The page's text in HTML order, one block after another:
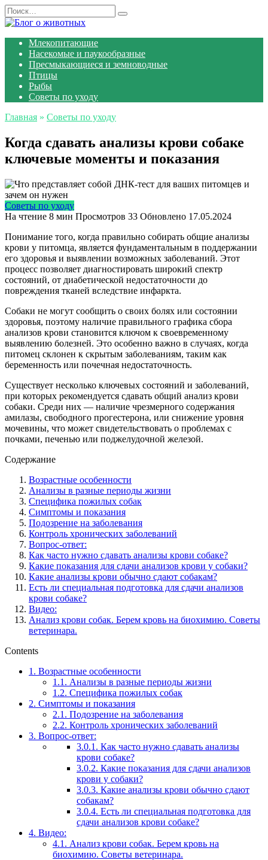
Перейти
к
Search
for:
Млекопитающие
Насекомые и паукообразные
Пресмыкающиеся и земноводные
Птицы
Рыбы
Советы по уходу
Главная » Советы по уходу
Когда сдавать анализы крови собаке
ключевые моменты и показания
Советы по уходу
На чтение 8 мин Просмотров 33 Обновлено 17.05.2024
Понимание того, когда правильно собирать общие анализы
крови у питомца, является фундаментальным в поддержании
его здоровья и выявлении возможных заболеваний. Этот
процесс позволяет диагностировать широкий спектр
состояний, от диабетической недостаточности до
повреждения тканей вследствие инфаркта.
Собаки не могут сообщить о своих болях или состоянии
здоровья, поэтому наличие правильного графика сбора
анализов крови становится ключом к своевременному
выявлению болезней. Это особенно важно в случаях, когда
питомец склонен к скрытым заболеваниям, таким как
беременность или почечная недостаточность.
Существует несколько ключевых состояний и заболеваний,
при которых рекомендуется сдавать общий анализ крови
собаки. Среди них — наличие чрезмерного содержания
амилазы, свободного прогестерона, или снижение уровня
мочевины, что может свидетельствовать о проблемах с
почками, печенью или поджелудочной железой.
Содержание
Возрастные особенности
Анализы в разные периоды жизни
Специфика пожилых собак
Симптомы и показания
Подозрение на заболевания
Контроль хронических заболеваний
Вопрос-ответ:
Как часто нужно сдавать анализы крови собаке?
Какие показания для сдачи анализов крови у собаки?
Какие анализы крови обычно сдают собакам?
Есть ли специальная подготовка для сдачи анализов
крови собаке?
Видео:
Анализ крови собак. Берем кровь на биохимию. Советы
ветеринара.
Contents
1. Возрастные особенности
1.1. Анализы в разные периоды жизни
1.2. Специфика пожилых собак
2. Симптомы и показания
2.1. Подозрение на заболевания
2.2. Контроль хронических заболеваний
3. Вопрос-ответ:
3.0.1. Как часто нужно сдавать анализы
крови собаке?
3.0.2. Какие показания для сдачи анализов
крови у собаки?
3.0.3. Какие анализы крови обычно сдают
собакам?
3.0.4. Есть ли специальная подготовка для
сдачи анализов крови собаке?
4. Видео:
4.1. Анализ крови собак. Берем кровь на
биохимию. Советы ветеринара.